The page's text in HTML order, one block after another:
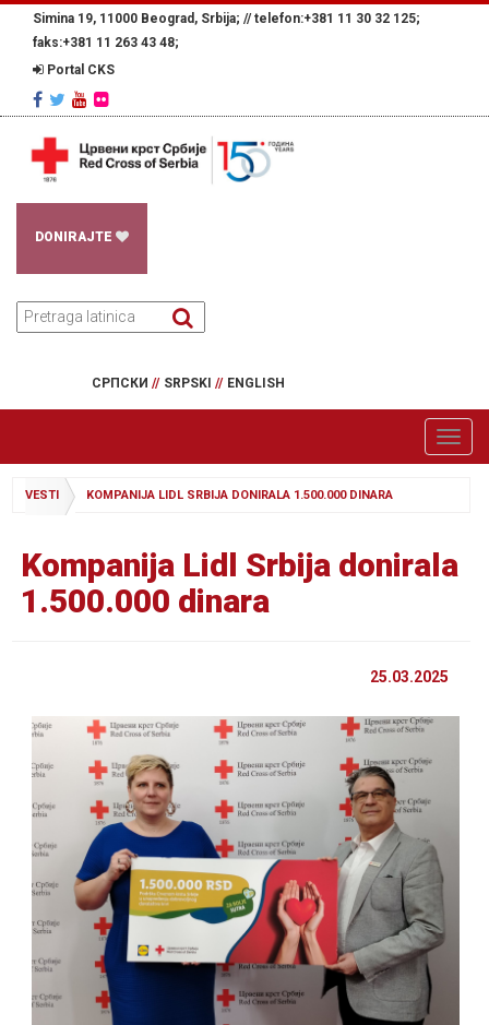
Simina 19, 11000 Beograd, Srbija; // telefon:+381 11 30 32 125;
faks:+381 11 263 43 48;
Portal CKS
DONIRAJTE
СРПСКИ // SRPSKI // ENGLISH
VESTI KOMPANIJA LIDL SRBIJA DONIRALA 1.500.000 DINARA
Kompanija Lidl Srbija donirala
1.500.000 dinara
25.03.2025